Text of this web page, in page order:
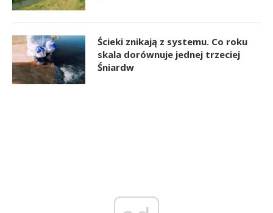
Ścieki znikają z systemu. Co roku
skala dorównuje jednej trzeciej
Śniardw